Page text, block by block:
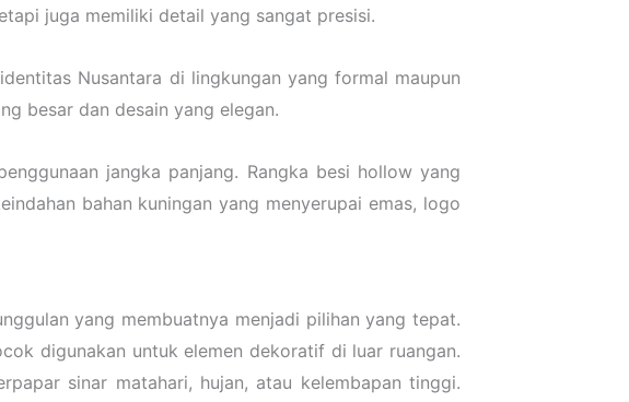
juga memiliki detail yang sangat presisi.
Nusantara di lingkungan yang formal maupun
besar dan desain yang elegan.
jangka panjang. Rangka besi hollow yang
bahan kuningan yang menyerupai emas, logo
yang membuatnya menjadi pilihan yang tepat.
digunakan untuk elemen dekoratif di luar ruangan.
sinar matahari, hujan, atau kelembapan tinggi.